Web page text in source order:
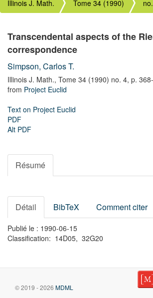
Illinois J. Math. Tome 34 (1990)
Transcendental aspects of the
correspondence
Simpson, Carlos T.
Illinois J. Math., Tome 34 (1990) no. 4, p.
from Project Euclid
Text on Project Euclid
PDF
Alt PDF
Résumé
Détail BibTeX Comment citer
Publié le : 1990-06-15
Classification: 14D05, 32G20
© 2019 - 2026 MDML